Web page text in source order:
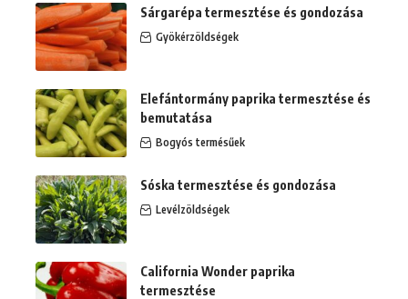
Sárgarépa termesztése és gondozása
Gyökérzöldségek
Elefántormány paprika termesztése és
bemutatása
Bogyós termésűek
Sóska termesztése és gondozása
Levélzöldségek
California Wonder paprika
termesztése